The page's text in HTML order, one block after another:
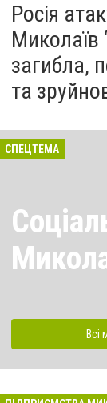
Росія
Миколаїв
загибла,
та
СПЕЦТЕМА
Всі